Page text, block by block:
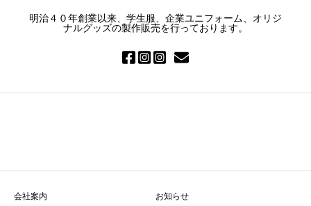
明治４０年創業以来、学生服、企業ユニフォーム、オリジ
ナルグッズの製作販売を行っております。
会社案内 お知らせ